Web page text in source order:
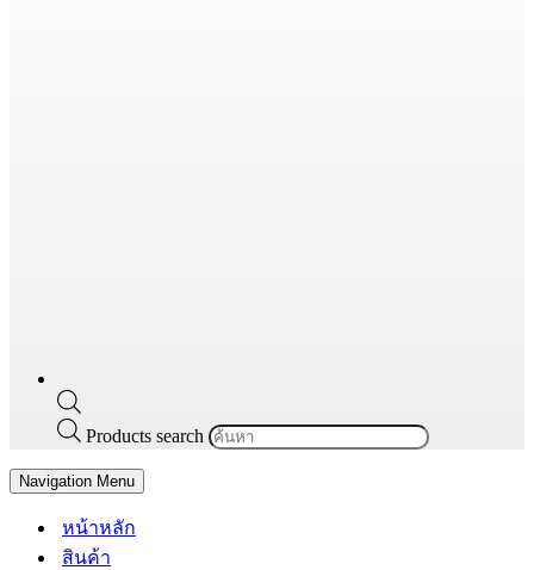
Products search
Navigation Menu
หน้าหลัก
สินค้า